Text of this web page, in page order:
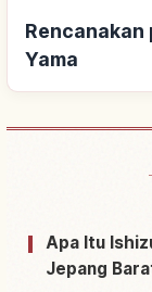
Rencanakan
Yama
Cari
Cari
Apa Itu
Jepang